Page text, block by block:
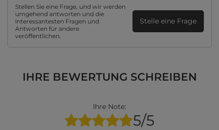
Stellen Sie eine Frage, und wir werden
umgehend antworten und die
interessantesten Fragen und
Antworten für andere
veröffentlichen.
Stelle eine Frage
IHRE BEWERTUNG SCHREIBEN
Ihre Note:
5/5